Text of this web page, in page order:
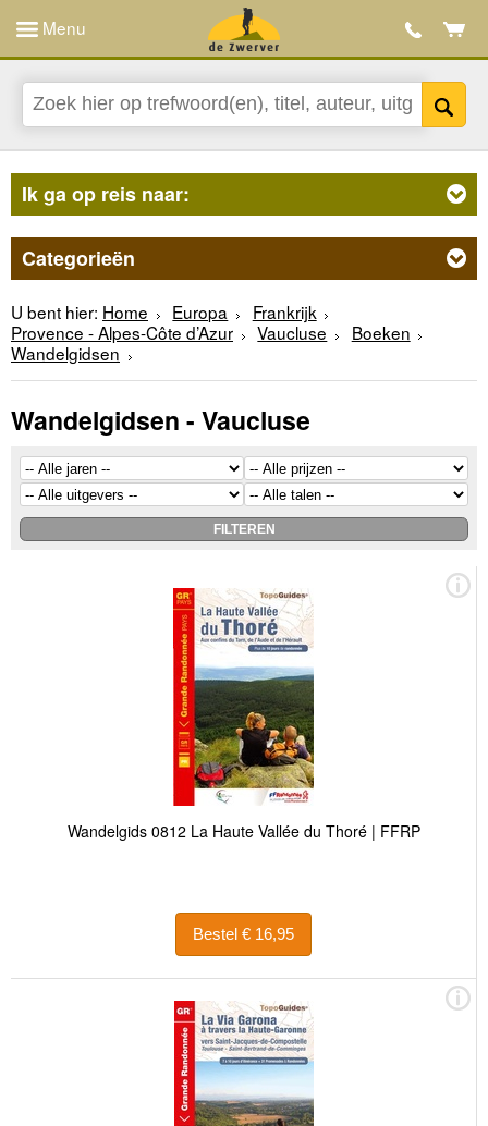
Menu
Ik ga op reis naar:
Categorieën
U bent hier: Home Europa
Frankrijk
Provence - Alpes-Côte d’Azur
Vaucluse
Boeken
Wandelgidsen
Wandelgidsen - Vaucluse
Wandelgids 0812 La Haute Vallée du Thoré | FFRP
Bestel € 16,95